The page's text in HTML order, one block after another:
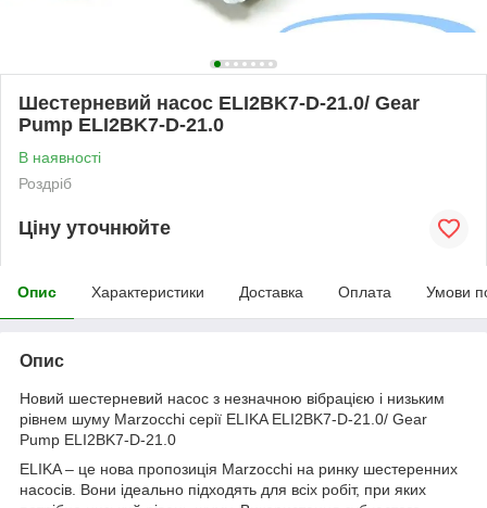
Шестерневий насос ELI2BK7-D-21.0/ Gear
Pump ELI2BK7-D-21.0
В наявності
Роздріб
Ціну уточнюйте
Опис Характеристики Доставка Оплата Умови
Опис
Новий шестерневий насос з незначною вібрацією і низьким
рівнем шуму Marzocchi серії ELIKA ELI2BK7-D-21.0/ Gear
Pump ELI2BK7-D-21.0
ELIKA – це нова пропозиція Marzocchi на ринку шестеренних
насосів. Вони ідеально підходять для всіх робіт, при яких